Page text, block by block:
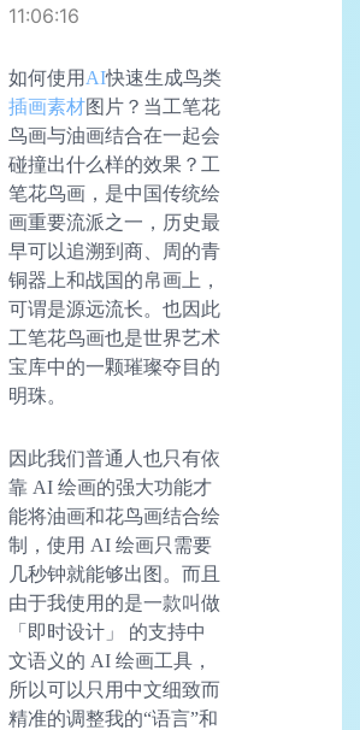
11:06:16
如何使用 AI快速生成鸟类
插画素材图片？当工笔花
鸟画与油画结合在一起会
碰撞出什么样的效果？工
笔花鸟画，是中国传统绘
画重要流派之一，历史最
早可以追溯到商、周的青
铜器上和战国的帛画上，
可谓是源远流长。也因此
工笔花鸟画也是世界艺术
宝库中的一颗璀璨夺目的
明珠。
因此我们普通人也只有依
靠 AI 绘画的强大功能才
能将油画和花鸟画结合绘
制，使用 AI 绘画只需要
几秒钟就能够出图。而且
由于我使用的是一款叫做
「即时设计」 的支持中
文语义的 AI 绘画工具，
所以可以只用中文细致而
精准的调整我的“语言”和